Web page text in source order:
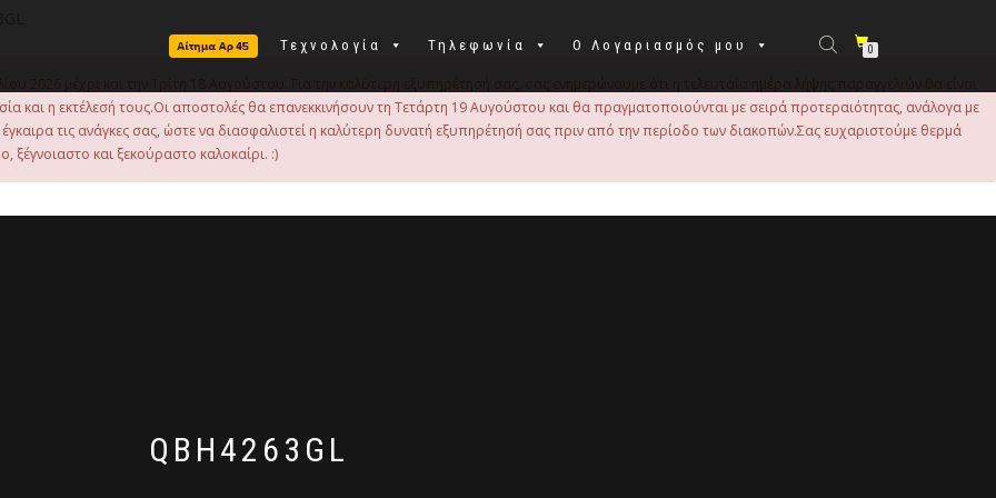
Τεχνολογία Τηλεφωνία Ο Λογαριασμός μου 0
και η εκτέλεσή τους.Οι αποστολές θα επανεκκινήσουν τη Τετάρτη 19 Αυγούστου και θα πραγματοποιούνται με σειρά προτεραιότητας, ανάλογα με
τις ανάγκες σας, ώστε να διασφαλιστεί η καλύτερη δυνατή εξυπηρέτησή σας πριν από την περίοδο των διακοπών.Σας ευχαριστούμε θερμά
ξέγνοιαστο και ξεκούραστο καλοκαίρι. :)
QBH4263GL